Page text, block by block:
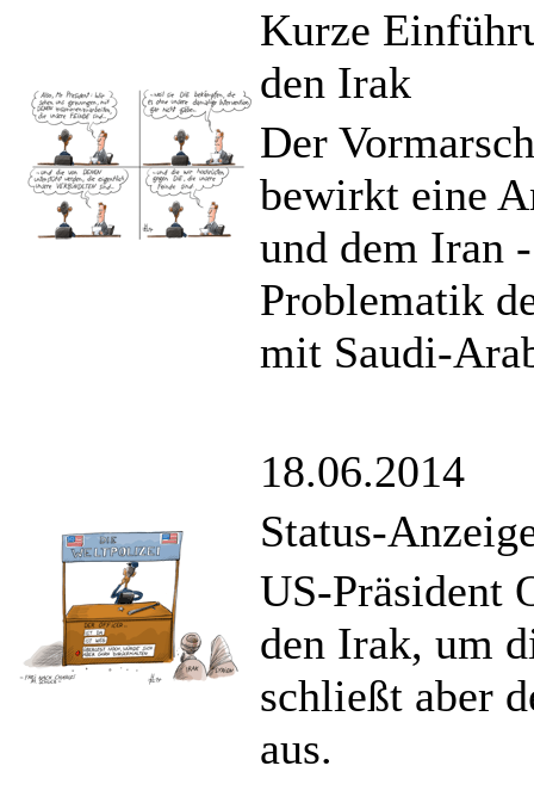
Kurze
den Irak
Der
bewirkt eine
und dem Iran
Problematik
mit Saudi-
18.06.2014
Status-
US-Präsident
den Irak, um
schließt aber
aus.